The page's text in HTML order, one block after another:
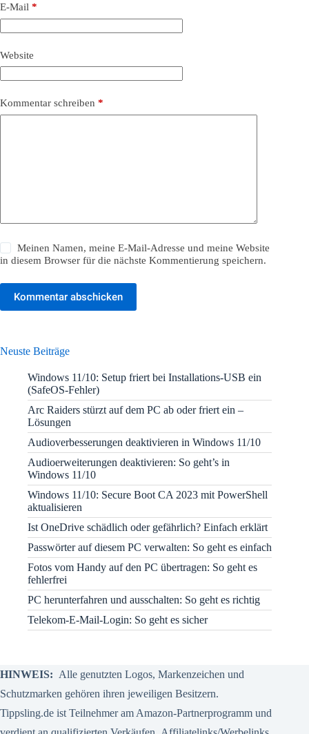
E-Mail *
Website
Kommentar schreiben *
Meinen Namen, meine E-Mail-Adresse und meine Website
in diesem Browser für die nächste Kommentierung speichern.
Kommentar abschicken
Neuste Beiträge
Windows 11/10: Setup friert bei Installations-USB ein
(SafeOS-Fehler)
Arc Raiders stürzt auf dem PC ab oder friert ein –
Lösungen
Audioverbesserungen deaktivieren in Windows 11/10
Audioerweiterungen deaktivieren: So geht’s in
Windows 11/10
Windows 11/10: Secure Boot CA 2023 mit PowerShell
aktualisieren
Ist OneDrive schädlich oder gefährlich? Einfach erklärt
Passwörter auf diesem PC verwalten: So geht es einfach
Fotos vom Handy auf den PC übertragen: So geht es
fehlerfrei
PC herunterfahren und ausschalten: So geht es richtig
Telekom-E-Mail-Login: So geht es sicher
HINWEIS: Alle genutzten Logos, Markenzeichen und
Schutzmarken gehören ihren jeweiligen Besitzern.
Tippsling.de ist Teilnehmer am Amazon-Partnerprogramm und